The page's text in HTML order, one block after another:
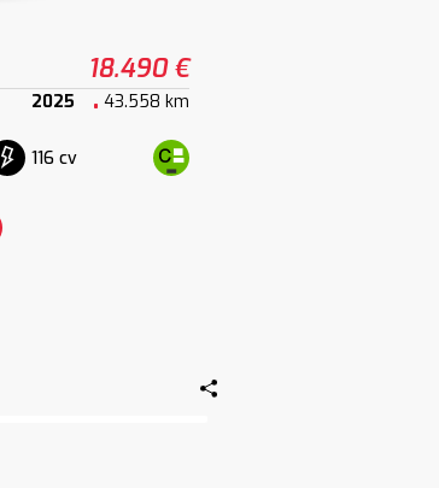
18.490 €
2025 43.558 km
116 cv